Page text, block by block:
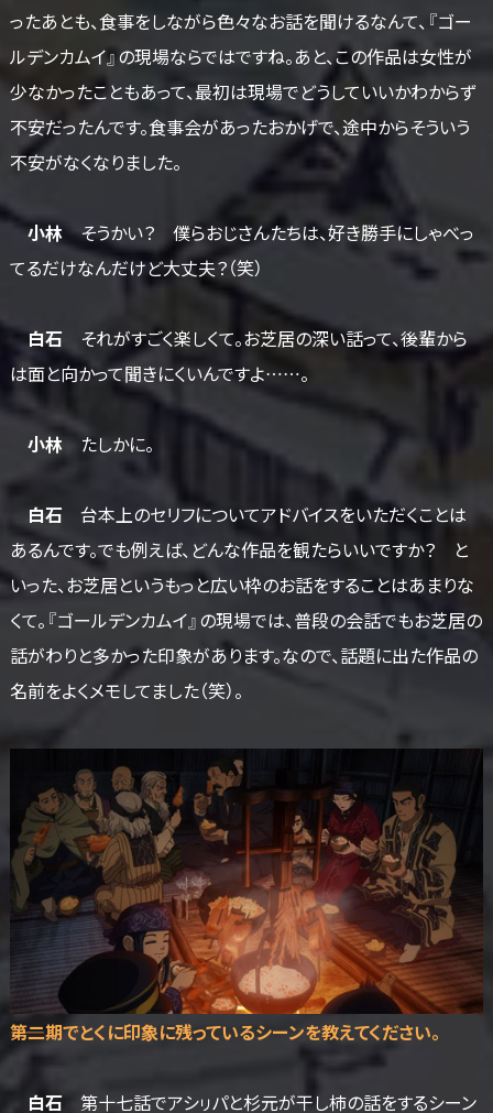
ったあとも、食事をしながら色々なお話を聞けるなんて、『ゴー
ルデンカムイ』の現場ならではですね。あと、この作品は女性が
少なかったこともあって、最初は現場でどうしていいかわからず
不安だったんです。食事会があったおかげで、途中からそういう
不安がなくなりました。
小林そうかい？ 僕らおじさんたちは、好き勝手にしゃべっ
てるだけなんだけど大丈夫？（笑）
白石 それがすごく楽しくて。お芝居の深い話って、後輩から
は面と向かって聞きにくいんですよ……。
小林たしかに。
白石 台本上のセリフについてアドバイスをいただくことは
あるんです。でも例えば、どんな作品を観たらいいですか？ と
いった、お芝居というもっと広い枠のお話をすることはあまりな
くて。『ゴールデンカムイ』の現場では、普段の会話でもお芝居の
話がわりと多かった印象があります。なので、話題に出た作品の
名前をよくメモしてました（笑）。
――第二期でとくに印象に残っているシーンを教えてください。
白石第十七話でアシㇼパと杉元が干し柿の話をするシーン